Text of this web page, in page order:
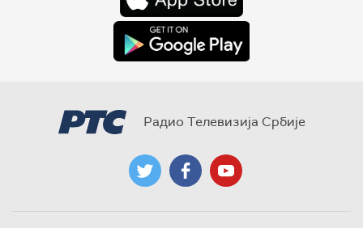
Радио Телевизија Србије